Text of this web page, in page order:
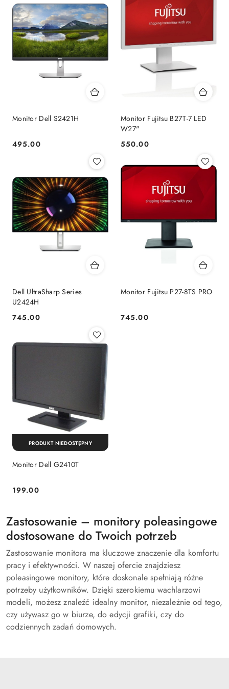
Monitor Dell S2421H
Cena:
495.00
Monitor Fujitsu B27T-7 LED
W27"
Cena:
550.00
Dell UltraSharp Series
U2424H
Cena:
745.00
Monitor Fujitsu P27-8TS PRO
Cena:
745.00
Monitor Dell G2410T
Cena:
199.00
PRODUKT NIEDOSTĘPNY
Zastosowanie – monitory poleasingowe
dostosowane do Twoich potrzeb
Zastosowanie monitora ma kluczowe znaczenie dla komfortu
pracy i efektywności. W naszej ofercie znajdziesz
poleasingowe monitory, które doskonale spełniają różne
potrzeby użytkowników. Dzięki szerokiemu wachlarzowi
modeli, możesz znaleźć idealny monitor, niezależnie od tego,
czy używasz go w biurze, do edycji grafiki, czy do
codziennych zadań domowych.